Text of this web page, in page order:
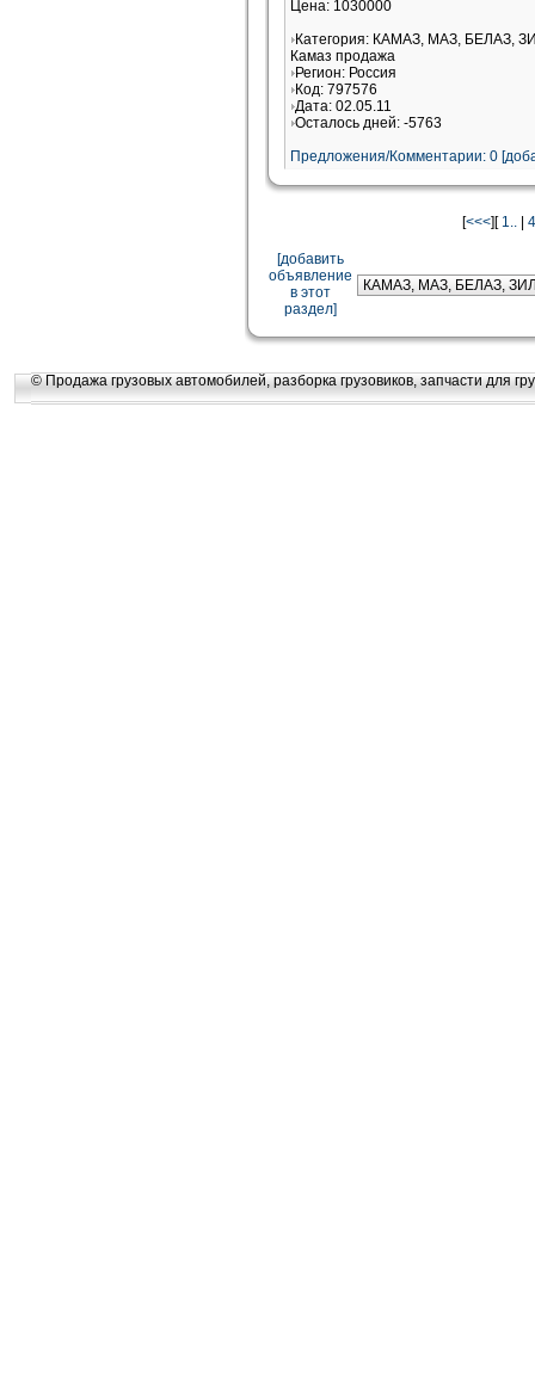
Цена: 1030000
Категория: КАМАЗ, МАЗ, БЕЛАЗ,
Камаз продажа
Регион: Россия
Код: 797576
Дата: 02.05.11
Осталось дней: -5763
Предложения/Комментарии: 0
[<<<][ 1..| 4
[добавить
объявление
в этот
раздел]
© Продажа грузовых автомобилей, разборка грузовиков, запчасти для